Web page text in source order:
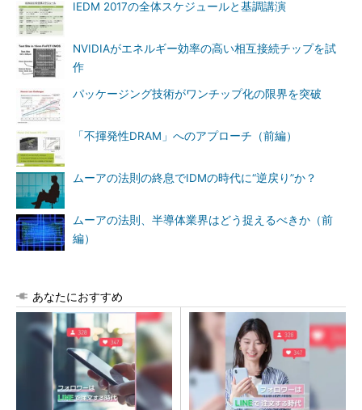
IEDM 2017の全体スケジュールと基調講演
NVIDIAがエネルギー効率の高い相互接続チップを試
作
パッケージング技術がワンチップ化の限界を突破
「不揮発性DRAM」へのアプローチ（前編）
ムーアの法則の終息でIDMの時代に“逆戻り”か？
ムーアの法則、半導体業界はどう捉えるべきか（前
編）
あなたにおすすめ